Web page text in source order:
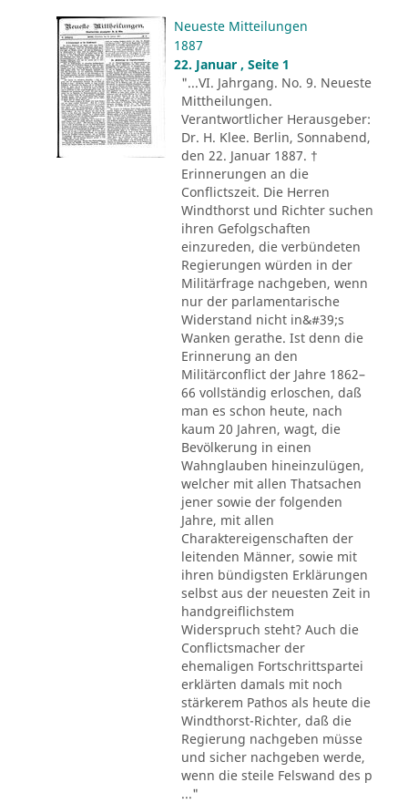
Neueste Mitteilungen
1887
22. Januar , Seite 1
"...VI. Jahrgang. No. 9. Neueste
Mittheilungen.
Verantwortlicher Herausgeber:
Dr. H. Klee. Berlin, Sonnabend,
den 22. Januar 1887. †
Erinnerungen an die
Conflictszeit. Die Herren
Windthorst und Richter suchen
ihren Gefolgschaften
einzureden, die verbündeten
Regierungen würden in der
Militärfrage nachgeben, wenn
nur der parlamentarische
Widerstand nicht in&#39;s
Wanken gerathe. Ist denn die
Erinnerung an den
Militärconflict der Jahre 1862–
66 vollständig erloschen, daß
man es schon heute, nach
kaum 20 Jahren, wagt, die
Bevölkerung in einen
Wahnglauben hineinzulügen,
welcher mit allen Thatsachen
jener sowie der folgenden
Jahre, mit allen
Charaktereigenschaften der
leitenden Männer, sowie mit
ihren bündigsten Erklärungen
selbst aus der neuesten Zeit in
handgreiflichstem
Widerspruch steht? Auch die
Conflictsmacher der
ehemaligen Fortschrittspartei
erklärten damals mit noch
stärkerem Pathos als heute die
Windthorst-Richter, daß die
Regierung nachgeben müsse
und sicher nachgeben werde,
wenn die steile Felswand des p
..."